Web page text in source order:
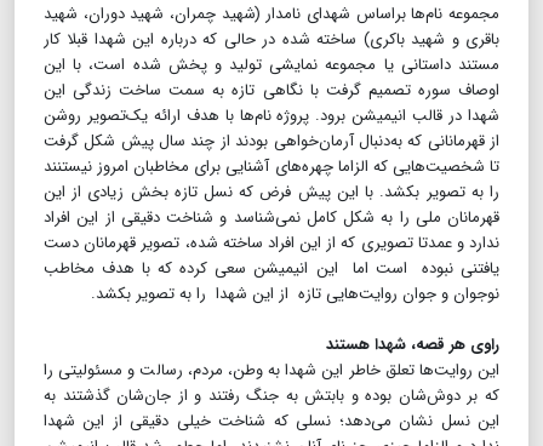
مجموعه نام‌ها براساس شهدای نامدار (شهید چمران، شهید دوران، شهید
باقری و شهید باکری) ساخته شده در حالی که درباره این شهدا قبلا کار
مستند داستانی یا مجموعه نمایشی تولید و پخش شده است، با این
اوصاف سوره تصمیم گرفت با نگاهی تازه به سمت ساخت زندگی این
شهدا در قالب انیمیشن برود. پروژه نام‌ها با هدف ارائه یک‌تصویر روشن
از قهرمانانی که به‌دنبال آرمان‌خواهی بودند از چند سال پیش شکل گرفت
تا شخصیت‌هایی که الزاما چهره‌های آشنایی برای مخاطبان امروز نیستنند
را به تصویر بکشد. با این پیش فرض که نسل تازه بخش زیادی از این
قهرمانان ملی را به شکل کامل نمی‌شناسد و شناخت دقیقی از این افراد
ندارد و عمدتا تصویری که از این افراد ساخته شده، تصویر قهرمانان دست
یافتنی نبوده است اما این انیمیشن سعی کرده که با هدف مخاطب
نوجوان و جوان روایت‌هایی تازه از این شهدا را به تصویر بکشد.
راوی هر قصه، شهدا هستند
این روایت‌ها تعلق خاطر این شهدا به وطن، مردم، رسالت و مسئولیتی را
که بر دوش‌شان بوده و بابتش به جنگ رفتند و از جان‌شان گذشتند به
این نسل نشان می‌دهد؛ نسلی که شناخت خیلی دقیقی از این شهدا